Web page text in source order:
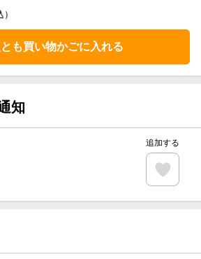
）
も買い物かごに入れる
知
追加する